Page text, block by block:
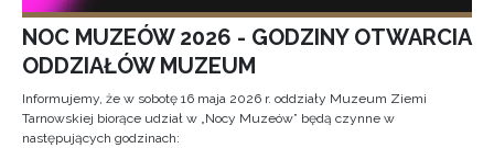
NOC MUZEÓW 2026 - GODZINY OTWARCIA
ODDZIAŁÓW MUZEUM
Informujemy, że w sobotę 16 maja 2026 r. oddziały Muzeum Ziemi
Tarnowskiej biorące udział w „Nocy Muzeów” będą czynne w
następujących godzinach: